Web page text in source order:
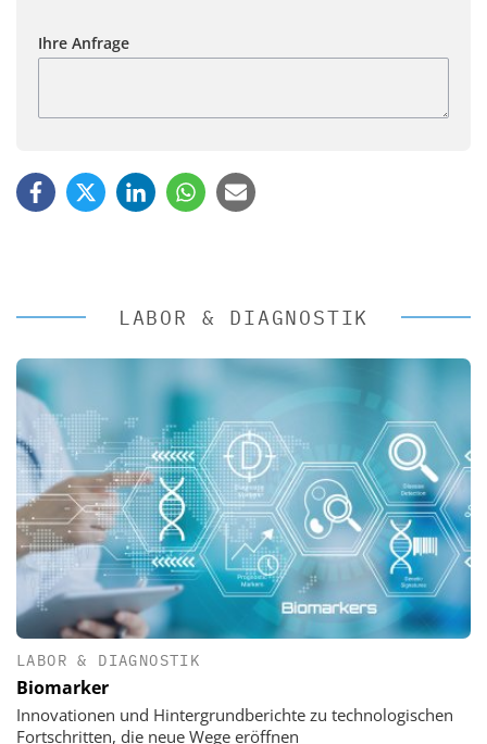
Ihre Anfrage
LABOR & DIAGNOSTIK
LABOR & DIAGNOSTIK
Biomarker
Innovationen und Hintergrundberichte zu technologischen
Fortschritten, die neue Wege eröffnen